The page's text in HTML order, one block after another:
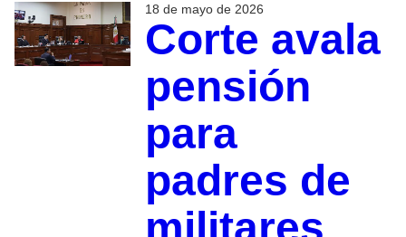
18 de mayo de 2026
Corte avala
pensión
para
padres de
militares